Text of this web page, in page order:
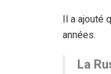
Il a ajouté
années.
La